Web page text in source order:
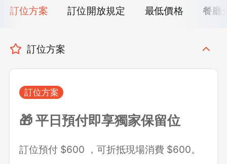
訂位方案 訂位開放規定 最低價格 餐廳
訂位方案
訂位方案
🎁 平日預付即享獨家保留位
訂位預付 $600 ，可折抵現場消費 $600。